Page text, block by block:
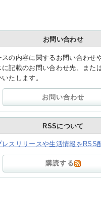
お問い合わせ
スの内容に関するお問い合わせ
に記載のお問い合わせ先、また
たします。
お問い合わせ
RSSについて
スリリースや生活情報をRSS
購読する